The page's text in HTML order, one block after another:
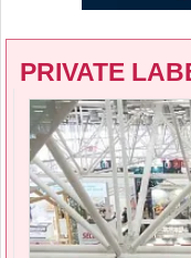
PRIVATE